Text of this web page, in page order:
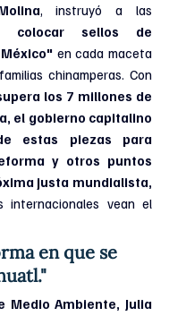
, instruyó a las
colocar sellos de
en cada maceta
los 7 millones de
el gobierno capitalino
estas piezas para
y otros puntos
internacionales vean el
en que se
Medio Ambiente, Julia